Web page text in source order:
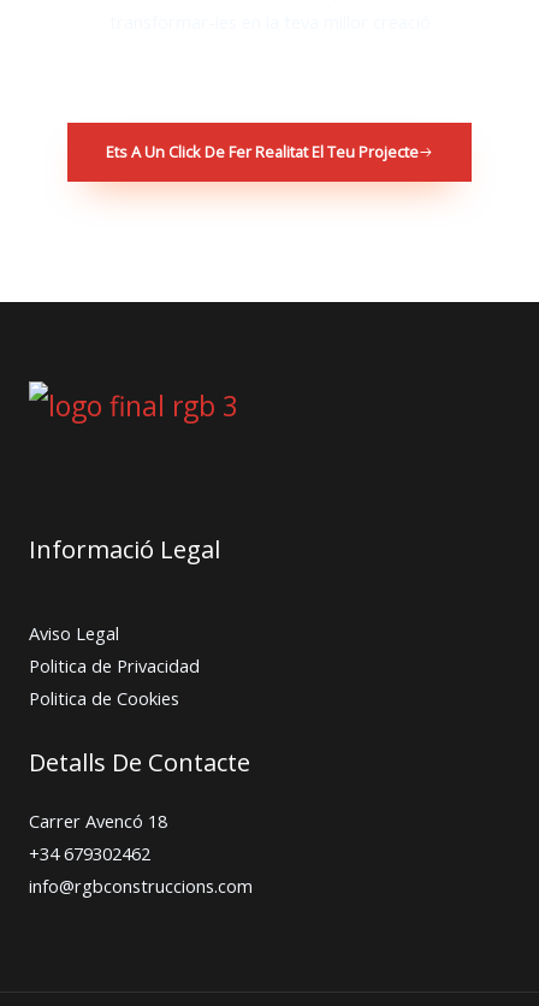
Ets A Un Click De Fer Realitat El Teu Projecte
Informació Legal
Aviso Legal
Politica de Privacidad
Politica de Cookies
Detalls De Contacte
Carrer Avencó 18
+34 679302462
info@rgbconstruccions.com